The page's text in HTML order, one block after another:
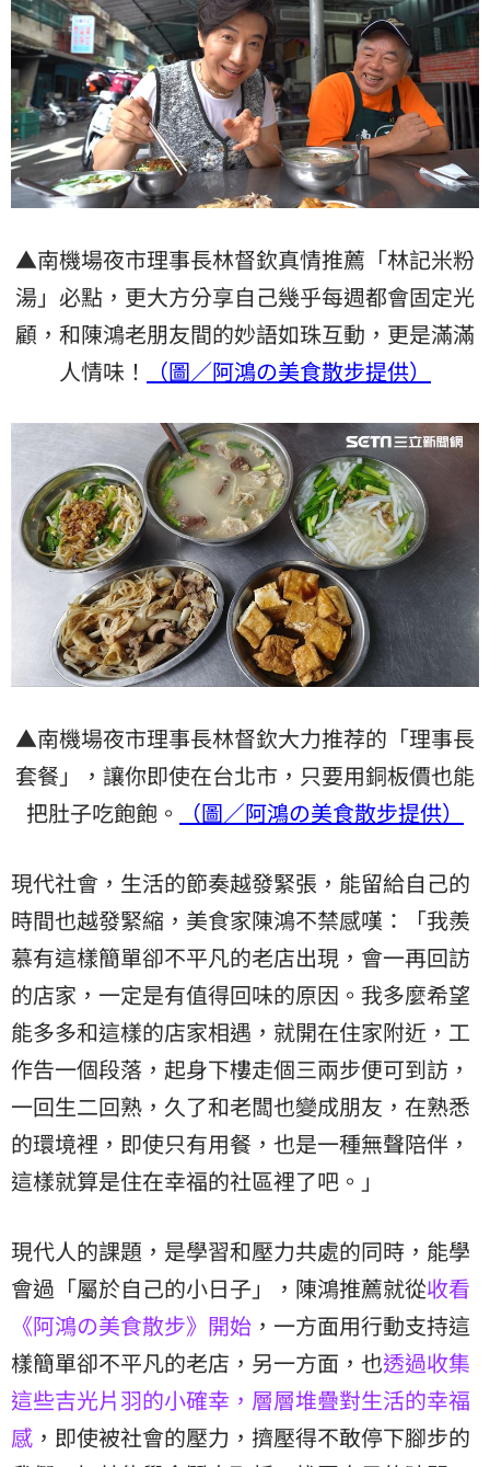
▲南機場夜市理事長林督欽真情推薦「林記米粉
湯」必點，更大方分享自己幾乎每週都會固定光
顧，和陳鴻老朋友間的妙語如珠互動，更是滿滿
人情味！
（圖／阿鴻の美食散步提供）
▲南機場夜市理事長林督欽大力推荐的「理事長
套餐」，讓你即使在台北市，只要用銅板價也能
把肚子吃飽飽。
（圖／阿鴻の美食散步提供）
現代社會，生活的節奏越發緊張，能留給自己的
時間也越發緊縮，美食家陳鴻不禁感嘆：「我羨
慕有這樣簡單卻不平凡的老店出現，會一再回訪
的店家，一定是有值得回味的原因。我多麼希望
能多多和這樣的店家相遇，就開在住家附近，工
作告一個段落，起身下樓走個三兩步便可到訪，
一回生二回熟，久了和老闆也變成朋友，在熟悉
的環境裡，即使只有用餐，也是一種無聲陪伴，
這樣就算是住在幸福的社區裡了吧。」
現代人的課題，是學習和壓力共處的同時，能學
會過「屬於自己的小日子」，陳鴻推薦就從收看
《阿鴻の美食散步》開始 ，一方面用行動支持這
樣簡單卻不平凡的老店，另一方面，也透過收集
這些吉光片羽的小確幸，層層堆疊對生活的幸福
感 ，即使被社會的壓力，擠壓得不敢停下腳步的